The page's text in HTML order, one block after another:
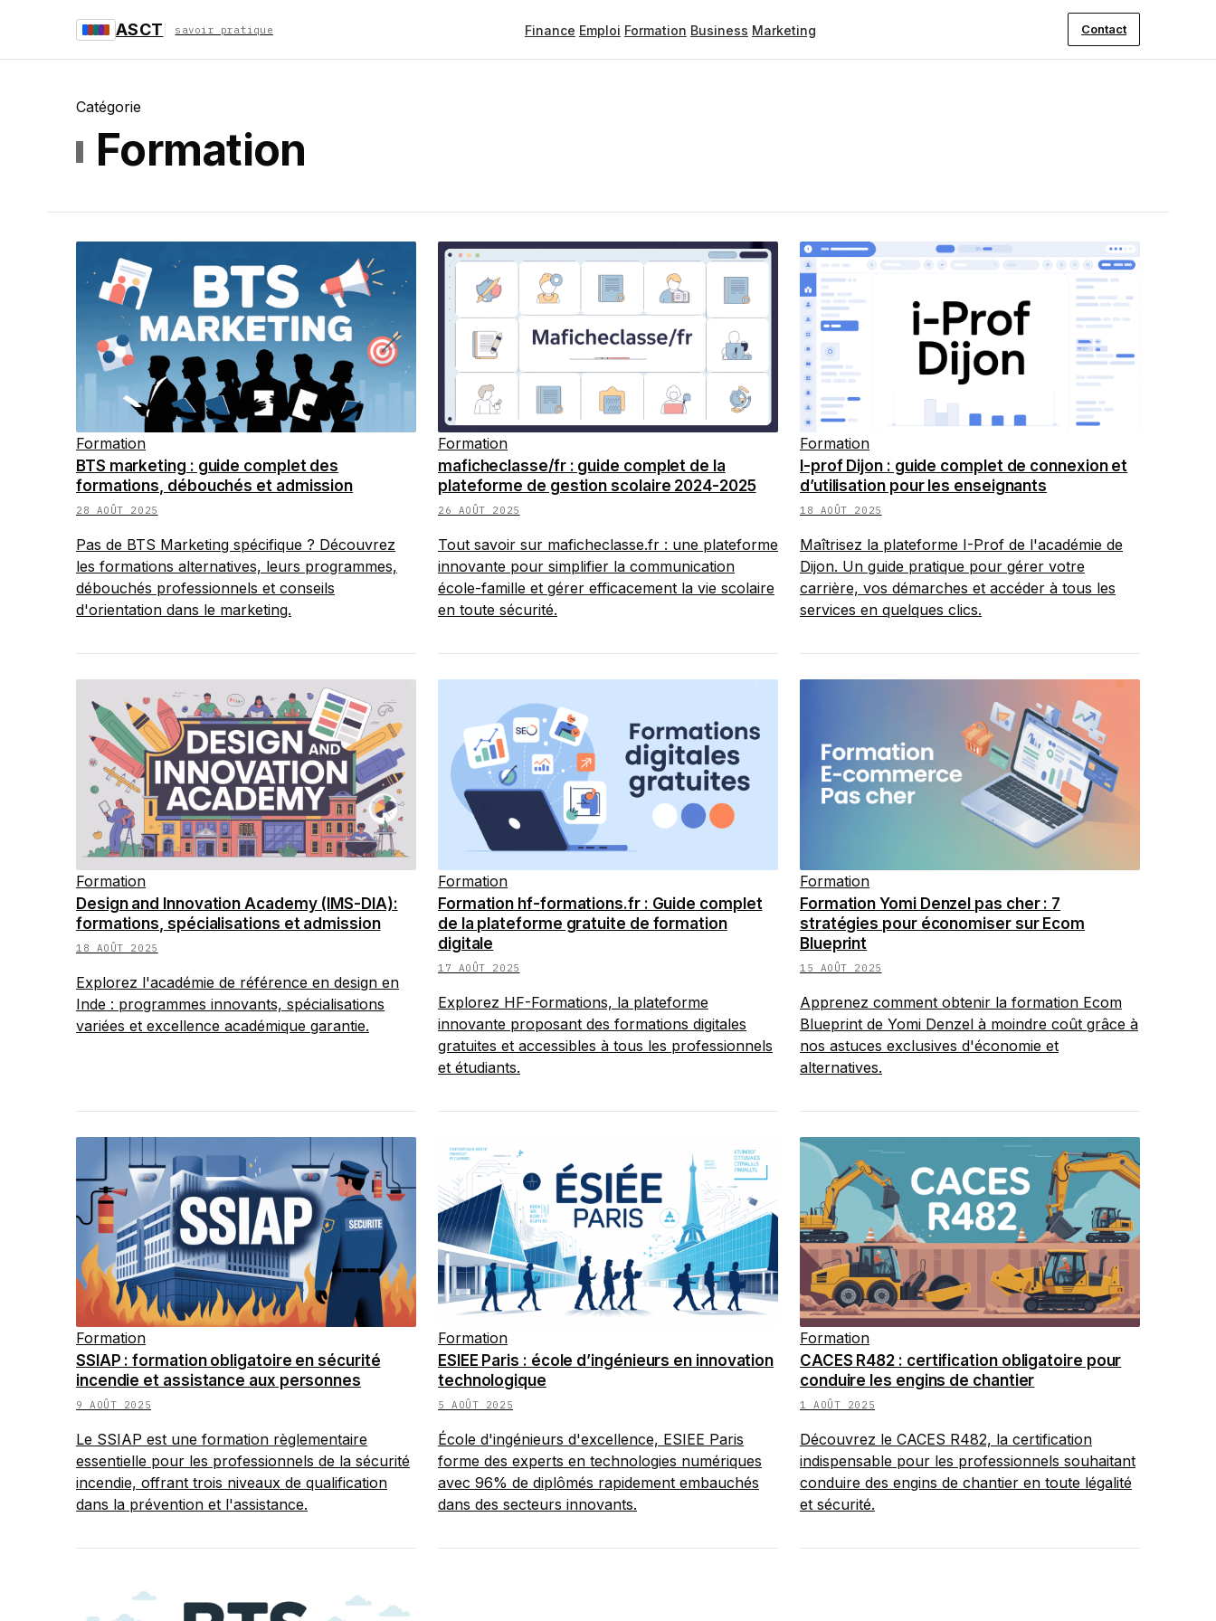
ASCT savoir pratique Finance Emploi Formation Business Marketing Contact
Catégorie
Formation
Formation
BTS marketing : guide complet des
formations, débouchés et admission
28 AOÛT 2025
Pas de BTS Marketing spécifique ? Découvrez
les formations alternatives, leurs programmes,
débouchés professionnels et conseils
d'orientation dans le marketing.
Formation
maficheclasse/fr : guide complet de la
plateforme de gestion scolaire 2024-2025
26 AOÛT 2025
Tout savoir sur maficheclasse.fr : une plateforme
innovante pour simplifier la communication
école-famille et gérer efficacement la vie scolaire
en toute sécurité.
Formation
I-prof Dijon : guide complet de connexion et
d’utilisation pour les enseignants
18 AOÛT 2025
Maîtrisez la plateforme I-Prof de l'académie de
Dijon. Un guide pratique pour gérer votre
carrière, vos démarches et accéder à tous les
services en quelques clics.
Formation
Design and Innovation Academy (IMS-DIA):
formations, spécialisations et admission
18 AOÛT 2025
Explorez l'académie de référence en design en
Inde : programmes innovants, spécialisations
variées et excellence académique garantie.
Formation
Formation hf-formations.fr : Guide complet
de la plateforme gratuite de formation
digitale
17 AOÛT 2025
Explorez HF-Formations, la plateforme
innovante proposant des formations digitales
gratuites et accessibles à tous les professionnels
et étudiants.
Formation
Formation Yomi Denzel pas cher : 7
stratégies pour économiser sur Ecom
Blueprint
15 AOÛT 2025
Apprenez comment obtenir la formation Ecom
Blueprint de Yomi Denzel à moindre coût grâce à
nos astuces exclusives d'économie et
alternatives.
Formation
SSIAP : formation obligatoire en sécurité
incendie et assistance aux personnes
9 AOÛT 2025
Le SSIAP est une formation règlementaire
essentielle pour les professionnels de la sécurité
incendie, offrant trois niveaux de qualification
dans la prévention et l'assistance.
Formation
ESIEE Paris : école d’ingénieurs en innovation
technologique
5 AOÛT 2025
École d'ingénieurs d'excellence, ESIEE Paris
forme des experts en technologies numériques
avec 96% de diplômés rapidement embauchés
dans des secteurs innovants.
Formation
CACES R482 : certification obligatoire pour
conduire les engins de chantier
1 AOÛT 2025
Découvrez le CACES R482, la certification
indispensable pour les professionnels souhaitant
conduire des engins de chantier en toute légalité
et sécurité.